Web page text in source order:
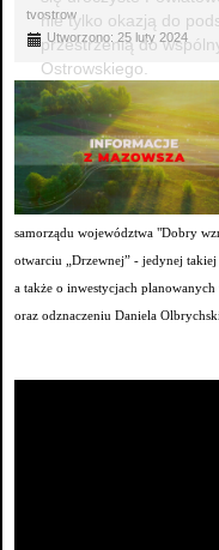
nie tylko okazją do
przestrzenią do
Ostrowskiego.
tvostrow
Utworzono: 25 luty 2024
samorządu województwa "Dobry
otwarciu „Drzewnej” - jedynej takiej
a także o inwestycjach
oraz odznaczeniu Daniela